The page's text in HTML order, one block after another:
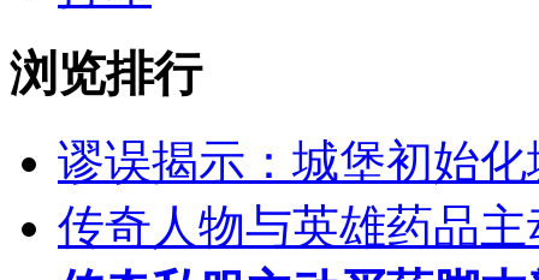
浏览排行
谬误揭示：城堡初始
传奇人物与英雄药品